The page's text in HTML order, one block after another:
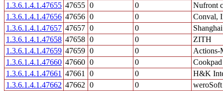
1.3.6.1.4.1.47655 47655 0 0
Nufront
1.3.6.1.4.1.47656 47656 0 0
Conval,
1.3.6.1.4.1.47657 47657 0 0
1.3.6.1.4.1.47658 47658 0 0
ZITH
1.3.6.1.4.1.47659 47659 0 0
Actions-
1.3.6.1.4.1.47660 47660 0 0
1.3.6.1.4.1.47661 47661 0 0
H&K
1.3.6.1.4.1.47662 47662 0 0